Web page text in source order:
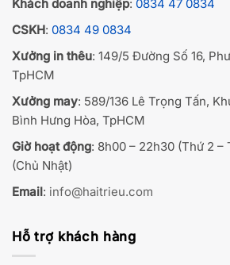
Khách doanh nghiệp: 0834 47 0834
CSKH: 0834 49 0834
Xưởng in thêu: 149/5 Đường Số 16,
TpHCM
Xưởng may: 589/136 Lê Trọng Tấn,
Bình Hưng Hòa, TpHCM
Giờ hoạt động: 8h00 – 22h30 (Thứ 2 –
(Chủ Nhật)
Email: info@haitrieu.com
Hỗ trợ khách hàng